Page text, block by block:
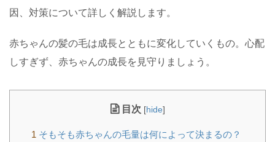
因、対策について詳しく解説します。
赤ちゃんの髪の毛は成長とともに変化していくもの。心配
しすぎず、赤ちゃんの成長を見守りましょう。
目次 [hide]
1 そもそも赤ちゃんの毛量は何によって決まるの？